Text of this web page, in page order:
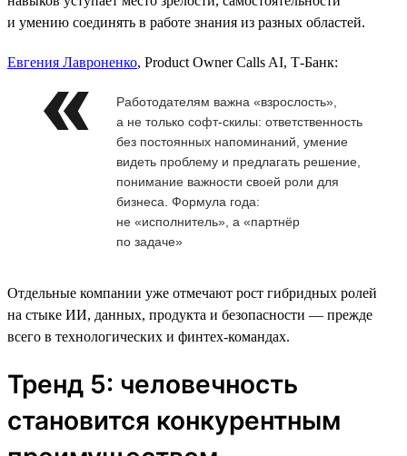
и умению соединять в работе знания из разных областей.
Евгения Лавроненко, Product Owner Calls AI, Т-Банк:
Работодателям важна «взрослость»,
а не только софт-скилы: ответственность
без постоянных напоминаний, умение
видеть проблему и предлагать решение,
понимание важности своей роли для
бизнеса. Формула года:
не «исполнитель», а «партнёр
по задаче»
Отдельные компании уже отмечают рост гибридных ролей
на стыке ИИ, данных, продукта и безопасности — прежде
всего в технологических и финтех-командах.
Тренд 5: человечность
становится конкурентным